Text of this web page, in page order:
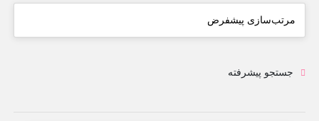
جستجو پیشرفته